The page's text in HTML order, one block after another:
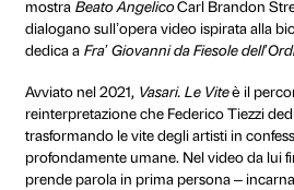
03 dicembre 2025
17.30 - 19.00
Ingresso libero fino a